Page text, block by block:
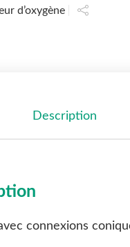
d’oxygène
Description
connexions